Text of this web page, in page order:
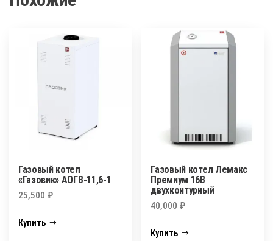
Газовый котел
«Газовик» АОГВ-11,6-1
25,500 ₽
Купить
Газовый котел Лемакс
Премиум 16В
двухконтурный
40,000₽
Купить